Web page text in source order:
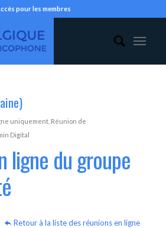
pour les membres
uniquement, Réunion de
Digital
ligne du groupe
Retour à la liste des réunions en ligne